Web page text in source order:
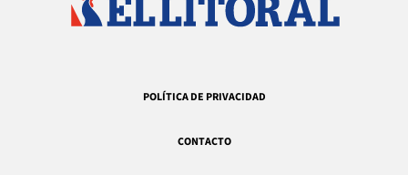
POLÍTICA DE PRIVACIDAD
CONTACTO